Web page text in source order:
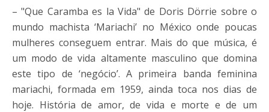
– "Que Caramba es la Vida" de Doris Dörrie sobre o
mundo machista ‘Mariachi’ no México onde poucas
mulheres conseguem entrar. Mais do que música, é
um modo de vida altamente masculino que domina
este tipo de ‘negócio’. A primeira banda feminina
mariachi, formada em 1959, ainda toca nos dias de
hoje. História de amor, de vida e morte e de um